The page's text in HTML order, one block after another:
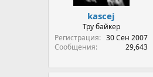
kascej
Тру байкер
Регистрация
30 Сен 2007
Сообщения
29,643